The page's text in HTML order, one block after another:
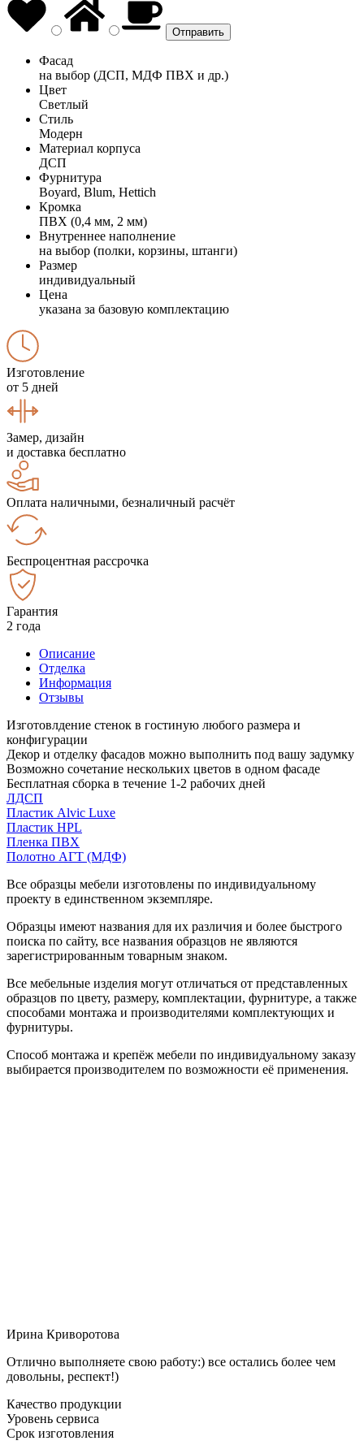
Фасад
на выбор (ДСП, МДФ ПВХ и др.)
Цвет
Светлый
Стиль
Модерн
Материал корпуса
ДСП
Фурнитура
Boyard, Blum, Hettich
Кромка
ПВХ (0,4 мм, 2 мм)
Внутреннее наполнение
на выбор (полки, корзины, штанги)
Размер
индивидуальный
Цена
указана за базовую комплектацию
Изготовление
от 5 дней
Замер, дизайн
и доставка бесплатно
Оплата наличными, безналичный расчёт
Беспроцентная рассрочка
Гарантия
2 года
Описание
Отделка
Информация
Отзывы
Изготовлдение стенок в гостиную любого размера и
конфигурации
Декор и отделку фасадов можно выполнить под вашу задумку
Возможно сочетание нескольких цветов в одном фасаде
Бесплатная сборка в течение 1-2 рабочих дней
ЛДСП
Пластик Alvic Luxe
Пластик HPL
Пленка ПВХ
Полотно АГТ (МДФ)
Все образцы мебели изготовлены по индивидуальному
проекту в единственном экземпляре.
Образцы имеют названия для их различия и более быстрого
поиска по сайту, все названия образцов не являются
зарегистрированным товарным знаком.
Все мебельные изделия могут отличаться от представленных
образцов по цвету, размеру, комплектации, фурнитуре, а также
способами монтажа и производителями комплектующих и
фурнитуры.
Способ монтажа и крепёж мебели по индивидуальному заказу
выбирается производителем по возможности её применения.
Ирина Криворотова
Отлично выполняете свою работу:) все остались более чем
довольны, респект!)
Качество продукции
Уровень сервиса
Срок изготовления